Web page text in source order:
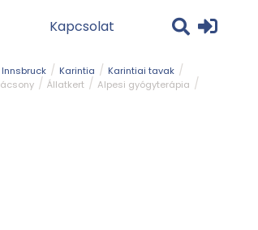
Kapcsolat
Innsbruck Karintia
Karintiai tavak
Állatkert
Alpesi gyógyterápia